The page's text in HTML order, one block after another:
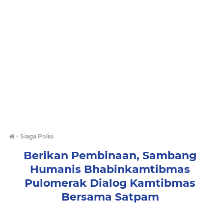
› Siaga Polisi
Berikan Pembinaan, Sambang
Humanis Bhabinkamtibmas
Pulomerak Dialog Kamtibmas
Bersama Satpam